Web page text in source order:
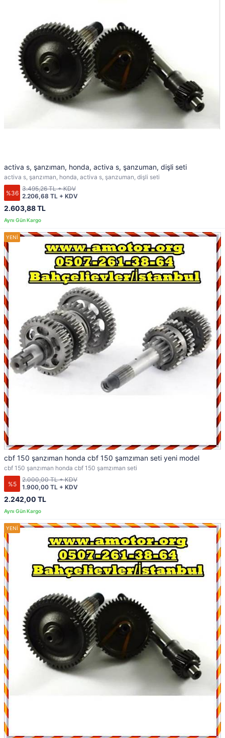
activa s, şanzıman, honda, activa s, şanzuman, dişli seti
activa s, şanzıman, honda, activa s, şanzuman, dişli seti
%36
2.603,88 TL
2.206,68 TL + KDV
3.495,26 TL + KDV
cbf 150 şanzıman honda cbf 150 şamzıman seti yeni model
cbf 150 şanzıman honda cbf 150 şamzıman seti
%5
2.242,00 TL
1.900,00 TL + KDV
2.000,00 TL + KDV